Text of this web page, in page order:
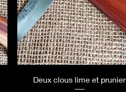
Deux clous lime et prunier